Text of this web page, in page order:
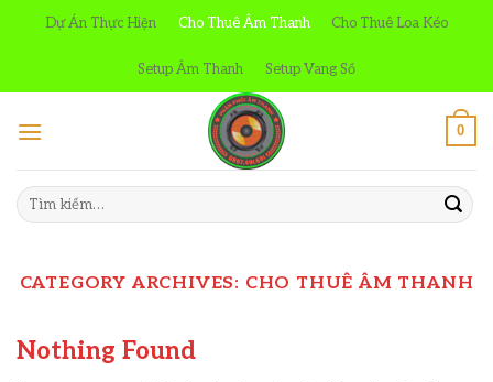
Dự Án Thực Hiện Cho Thuê Âm Thanh Cho Thuê Loa Kéo
Setup Âm Thanh Setup Vang Số
0
Tìm
kiếm:
CATEGORY ARCHIVES: CHO THUÊ ÂM THANH
Nothing Found